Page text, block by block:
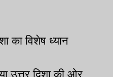
का विशेष ध्यान
उत्तर दिशा की ओर